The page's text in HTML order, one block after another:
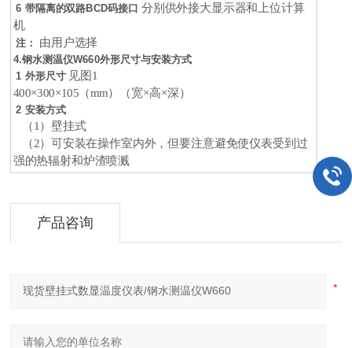
6 带隔离的双路BCD码接口分别供外接大显示器和上位计算
机
注： 由用户选择
4.钢水测温仪W660外形尺寸与安装方式
1 外形尺寸 见图1
400×300×105（mm）（宽×高×深）
2 安装方式
（1）壁挂式
（2）可安装在操作室内外，但要注意避免使仪表受到过
强的热辐射和炉渣喷溅
产品咨询